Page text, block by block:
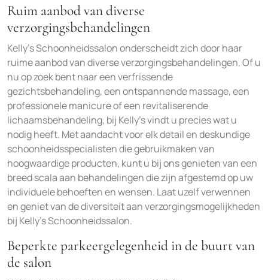
Ruim aanbod van diverse
verzorgingsbehandelingen
Kelly’s Schoonheidssalon onderscheidt zich door haar
ruime aanbod van diverse verzorgingsbehandelingen. Of u
nu op zoek bent naar een verfrissende
gezichtsbehandeling, een ontspannende massage, een
professionele manicure of een revitaliserende
lichaamsbehandeling, bij Kelly’s vindt u precies wat u
nodig heeft. Met aandacht voor elk detail en deskundige
schoonheidsspecialisten die gebruikmaken van
hoogwaardige producten, kunt u bij ons genieten van een
breed scala aan behandelingen die zijn afgestemd op uw
individuele behoeften en wensen. Laat uzelf verwennen
en geniet van de diversiteit aan verzorgingsmogelijkheden
bij Kelly’s Schoonheidssalon.
Beperkte parkeergelegenheid in de buurt van
de salon